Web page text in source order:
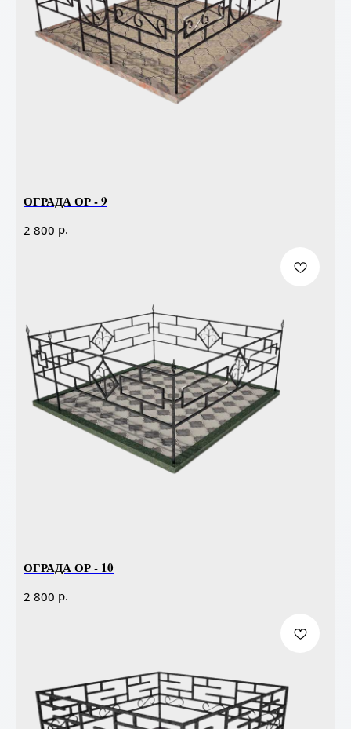
ОГРАДА ОР - 9
2 800 р.
ОГРАДА ОР - 10
2 800 р.